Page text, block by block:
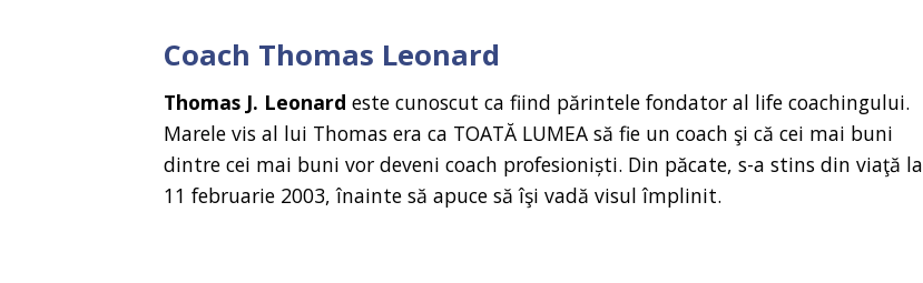
Coach Thomas Leonard
Thomas J. Leonard este cunoscut ca fiind părintele fondator al life coachingului.
Marele vis al lui Thomas era ca TOATĂ LUMEA să fie un coach şi că cei mai buni
dintre cei mai buni vor deveni coach profesioniști. Din păcate, s-a stins din viaţă la
11 februarie 2003, înainte să apuce să îşi vadă visul împlinit.